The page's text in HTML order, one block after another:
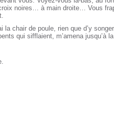
noires… à main droite… Vous
chair de poule, rien que d’y
qui sifflaient, m’amena jusqu’à la